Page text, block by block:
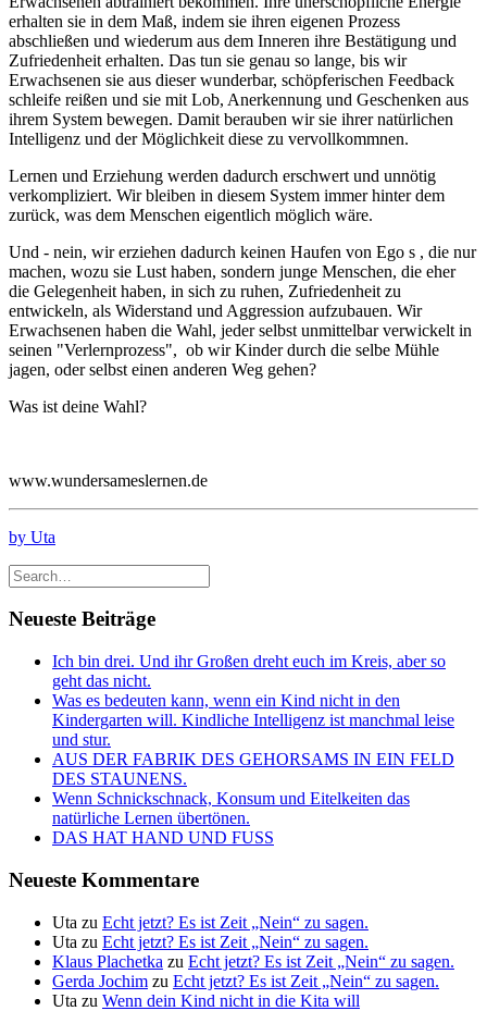
erhalten sie in dem Maß, indem sie ihren eigenen Prozess
abschließen und wiederum aus dem Inneren ihre Bestätigung und
Zufriedenheit erhalten. Das tun sie genau so lange, bis wir
Erwachsenen sie aus dieser wunderbar, schöpferischen Feedback
schleife reißen und sie mit Lob, Anerkennung und Geschenken aus
ihrem System bewegen. Damit berauben wir sie ihrer natürlichen
Intelligenz und der Möglichkeit diese zu vervollkommnen.
Lernen und Erziehung werden dadurch erschwert und unnötig
verkompliziert. Wir bleiben in diesem System immer hinter dem
zurück, was dem Menschen eigentlich möglich wäre.
Und - nein, wir erziehen dadurch keinen Haufen von Ego s , die nur
machen, wozu sie Lust haben, sondern junge Menschen, die eher
die Gelegenheit haben, in sich zu ruhen, Zufriedenheit zu
entwickeln, als Widerstand und Aggression aufzubauen. Wir
Erwachsenen haben die Wahl, jeder selbst unmittelbar verwickelt in
seinen "Verlernprozess", ob wir Kinder durch die selbe Mühle
jagen, oder selbst einen anderen Weg gehen?
Was ist deine Wahl?
www.wundersameslernen.de
by Uta
Neueste Beiträge
Ich bin drei. Und ihr Großen dreht euch im Kreis, aber so
geht das nicht.
Was es bedeuten kann, wenn ein Kind nicht in den
Kindergarten will. Kindliche Intelligenz ist manchmal leise
und stur.
AUS DER FABRIK DES GEHORSAMS IN EIN FELD
DES STAUNENS.
Wenn Schnickschnack, Konsum und Eitelkeiten das
natürliche Lernen übertönen.
DAS HAT HAND UND FUSS
Neueste Kommentare
Uta zu Echt jetzt? Es ist Zeit „Nein“ zu sagen.
Uta zu Echt jetzt? Es ist Zeit „Nein“ zu sagen.
Klaus Plachetka zu Echt jetzt? Es ist Zeit „Nein“ zu sagen.
Gerda Jochim zu Echt jetzt? Es ist Zeit „Nein“ zu sagen.
Uta zu Wenn dein Kind nicht in die Kita will